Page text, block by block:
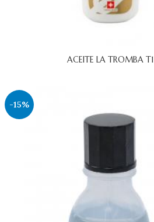
ACEITE LA TROMBA T1
-15%